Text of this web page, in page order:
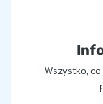
Wszystko,